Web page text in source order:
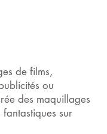
de films,
ou
des maquillages
sur